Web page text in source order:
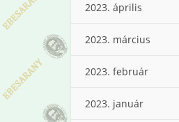
2023. április
2023. március
2023. február
2023. január